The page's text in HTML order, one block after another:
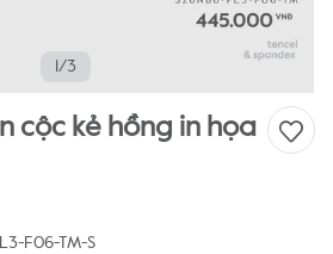
1/3
cộc kẻ hồng in họa
F06-TM-S